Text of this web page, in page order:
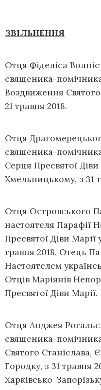
ЗВІЛЬНЕННЯ
Отця Фіделіса
священика-помічника
Воздвиження
21 травня 2018.
Отця
священика-
Серця Пресвятої Діви
Хмельницькому, з 31
Отця Островського
настоятеля Парафії
Пресвятої Діви
травня 2018. Отець
Настоятелем
Отців Маріянів
Пресвятої Діви Марії.
Отця Анджея
священика-помічника
Святого Станіслава,
Городку, з 31 травня
Харківсько-